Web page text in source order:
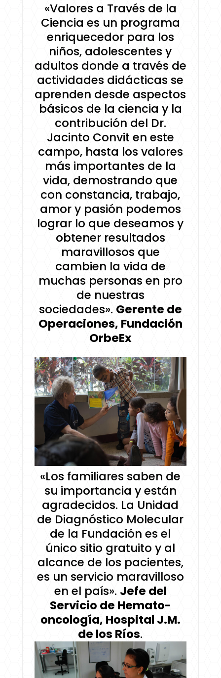
«Valores a Través de la
Ciencia es un programa
enriquecedor para los
niños, adolescentes y
adultos donde a través de
actividades didácticas se
aprenden desde aspectos
básicos de la ciencia y la
contribución del Dr.
Jacinto Convit en este
campo, hasta los valores
más importantes de la
vida, demostrando que
con constancia, trabajo,
amor y pasión podemos
lograr lo que deseamos y
obtener resultados
maravillosos que
cambien la vida de
muchas personas en pro
de nuestras
sociedades». Gerente de
Operaciones, Fundación
OrbeEx
«Los familiares saben de
su importancia y están
agradecidos. La Unidad
de Diagnóstico Molecular
de la Fundación es el
único sitio gratuito y al
alcance de los pacientes,
es un servicio maravilloso
en el país». Jefe del
Servicio de Hemato-
oncología, Hospital J.M.
de los Ríos.